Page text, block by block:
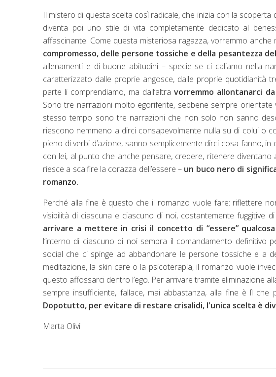
Il mistero di questa scelta così radicale, che inizia con la scoperta
diventa poi uno stile di vita completamente dedicato al
affascinante. Come questa misteriosa ragazza, vorremmo anche
compromesso, delle persone tossiche e della pesantezza
allenamenti e di buone abitudini – specie se ci caliamo nella
caratterizzato dalle proprie angosce, dalle proprie quotidianità
parte li comprendiamo, ma dall’altravorremmo allontanarci
Sono tre narrazioni molto egoriferite, sebbene sempre orientate
stesso tempo sono tre narrazioni che non solo non sanno
riescono nemmeno a dirci consapevolmente nulla su di colui o
pieno di verbi d’azione, sanno semplicemente dirci cosa fanno,
con lei, al punto che anche pensare, credere, ritenere
riesce a scalfire la corazza dell’essere – un buco nero di
romanzo.
Perché alla fine è questo che il romanzo vuole fare: riflettere
visibilità di ciascuna e ciascuno di noi, costantemente fuggitive
arrivare a mettere in crisi il concetto di “essere” qualcosa
l’interno di ciascuno di noi sembra il comandamento definitivo
social che ci spinge ad abbandonare le persone tossiche e a
meditazione, la skin care o la psicoterapia, il romanzo vuole
questo affossarci dentro l’ego. Per arrivare tramite eliminazione
sempre insufficiente, fallace, mai abbastanza, alla fine è lì
Dopotutto, per evitare di restare crisalidi, l'unica scelta è
Marta Olivi